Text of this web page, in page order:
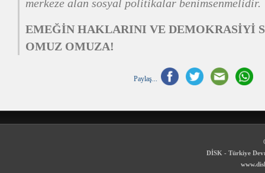
merkeze alan sosyal politikalar benimsenmelidir.
EMEĞİN HAKLARINI VE DEMOKRASİYİ
OMUZ OMUZA!
Paylaş...
DİSK - Türkiye